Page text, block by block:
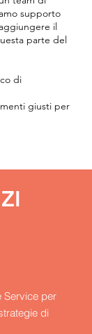
supporto
il
parte del
di
giusti per
Service per
di